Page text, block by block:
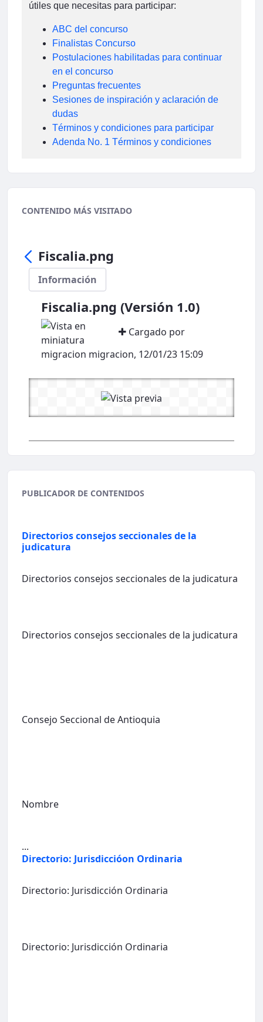
útiles que necesitas para participar:
ABC del concurso
Finalistas Concurso
Postulaciones habilitadas para continuar
en el concurso
Preguntas frecuentes
Sesiones de inspiración y aclaración de
dudas
Términos y condiciones para participar
Adenda No. 1 Términos y condiciones
CONTENIDO MÁS VISITADO
Fiscalia.png
Información
Fiscalia.png (Versión 1.0)
Cargado por
migracion migracion, 12/01/23 15:09
PUBLICADOR DE CONTENIDOS
Directorios consejos seccionales de la
judicatura
Directorios consejos seccionales de la judicatura
Directorios consejos seccionales de la judicatura
Consejo Seccional de Antioquia
Nombre
...
Directorio: Jurisdiccióon Ordinaria
Directorio: Jurisdicción Ordinaria
Directorio: Jurisdicción Ordinaria